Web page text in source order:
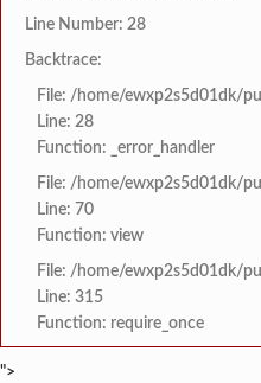
Line Number: 28
Backtrace:
File: /home/ewxp2s5d01dk/
Line: 28
Function: _error_handler
File: /home/ewxp2s5d01dk/
Line: 70
Function: view
File: /home/ewxp2s5d01dk/
Line: 315
Function: require_once
">